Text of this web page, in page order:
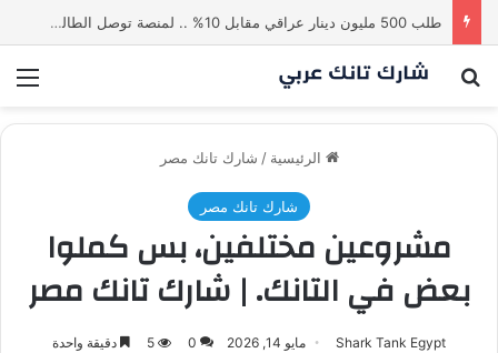
طلب 500 مليون دينار عراقي مقابل 10% .. لمنصة توصل الطالب بالاستاذ | شارك تانك العراق
بحث عن
الرئيسية / شارك تانك مصر
شارك تانك مصر
مشروعين مختلفين، بس كملوا
بعض في التانك. | شارك تانك مصر
Shark Tank Egypt مايو 14, 2026 0
5 دقيقة واحدة